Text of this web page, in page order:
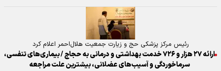
رئیس مرکز پزشکی حج و زیارت جمعیت هلال‌احمر اعلام کرد
ارائه ۲۷ هزار و ۷۲۶ خدمت بهداشتی و درمانی به حجاج / بیماری‌های تنفسی،
سرماخوردگی و آسیب‌های عضلانی، بیشترین علت مراجعه